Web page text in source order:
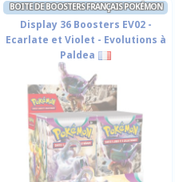
BOITE DE BOOSTERS FRANÇAIS POKÉMON
Display 36 Boosters EV02 -
Ecarlate et Violet - Evolutions à
Paldea